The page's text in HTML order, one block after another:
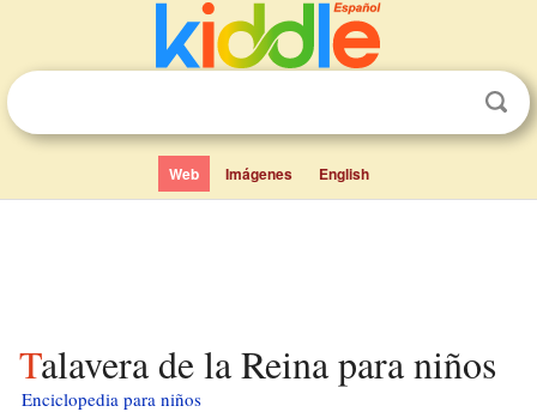
Web Imágenes English
Talavera de la Reina para niños
Enciclopedia para niños